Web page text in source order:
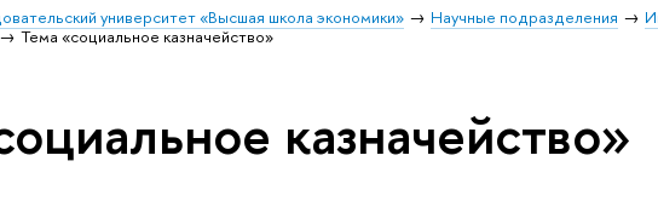
университет «Высшая школа экономики» Научные подразделения
Тема «социальное казначейство»
казначейство»